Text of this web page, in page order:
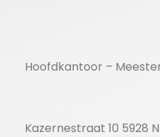
Hoofdkantoor –
Kazernestraat 10 5928